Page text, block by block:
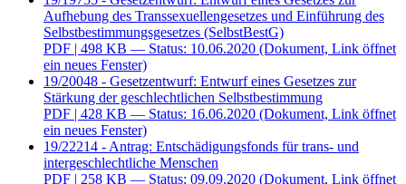
Aufhebung des Transsexuellengesetzes und Einführung des
Selbstbestimmungsgesetzes (SelbstBestG)
PDF | 498 KB — Status: 10.06.2020 (Dokument, Link öffnet
ein neues Fenster)
19/20048 - Gesetzentwurf: Entwurf eines Gesetzes zur
Stärkung der geschlechtlichen Selbstbestimmung
PDF | 428 KB — Status: 16.06.2020 (Dokument, Link öffnet
ein neues Fenster)
19/22214 - Antrag: Entschädigungsfonds für trans- und
intergeschlechtliche Menschen
PDF | 258 KB — Status: 09.09.2020 (Dokument, Link öffnet